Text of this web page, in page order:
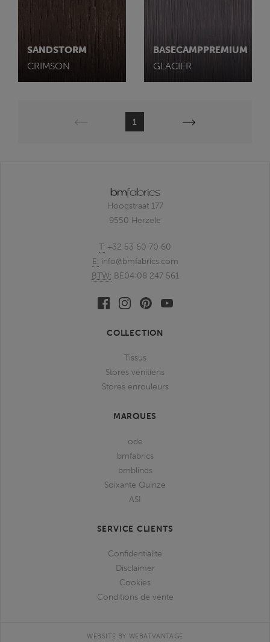
SANDSTORM
CRIMSON
BASECAMPPREMIUM
GLACIER
Précédent 1 Suivante
Hoogstraat 177
9550 Herzele
T: +32 53 60 70 60
E: info@bmfabrics.com
BTW: BE04 08 247 561
FacebookLinkedinPinterestYoutube
COLLECTION
Tissus
Stores vénitiens
Stores enrouleurs
MARQUES
ode
bmfabrics
bmblinds
Soixante Quinze
ASI
SERVICE CLIENTS
Confidentialité
Disclaimer
Cookies
Conditions de vente
WEBSITE BY WEBATVANTAGE